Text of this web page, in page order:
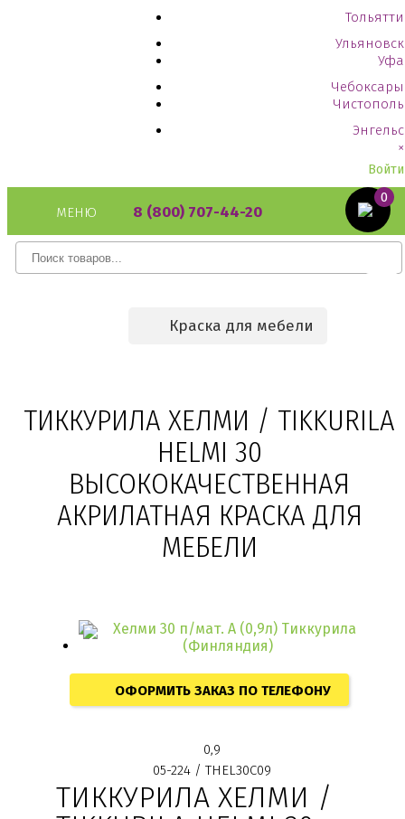
Тольятти
Ульяновск
Уфа
Чебоксары
Чистополь
Энгельс
×
Войти
МЕНЮ 8 (800) 707-44-20
0
Краска для мебели
ТИККУРИЛА ХЕЛМИ / TIKKURILA
HELMI 30
ВЫСОКОКАЧЕСТВЕННАЯ
АКРИЛАТНАЯ КРАСКА ДЛЯ
МЕБЕЛИ
ОФОРМИТЬ ЗАКАЗ ПО ТЕЛЕФОНУ
0,9
05-224 / THEL30C09
ТИККУРИЛА ХЕЛМИ /